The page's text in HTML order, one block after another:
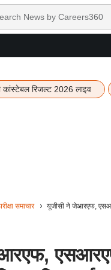
कांस्टेबल रिजल्ट 2026 लाइव
समाचार यूजीसी ने जेआरएफ,